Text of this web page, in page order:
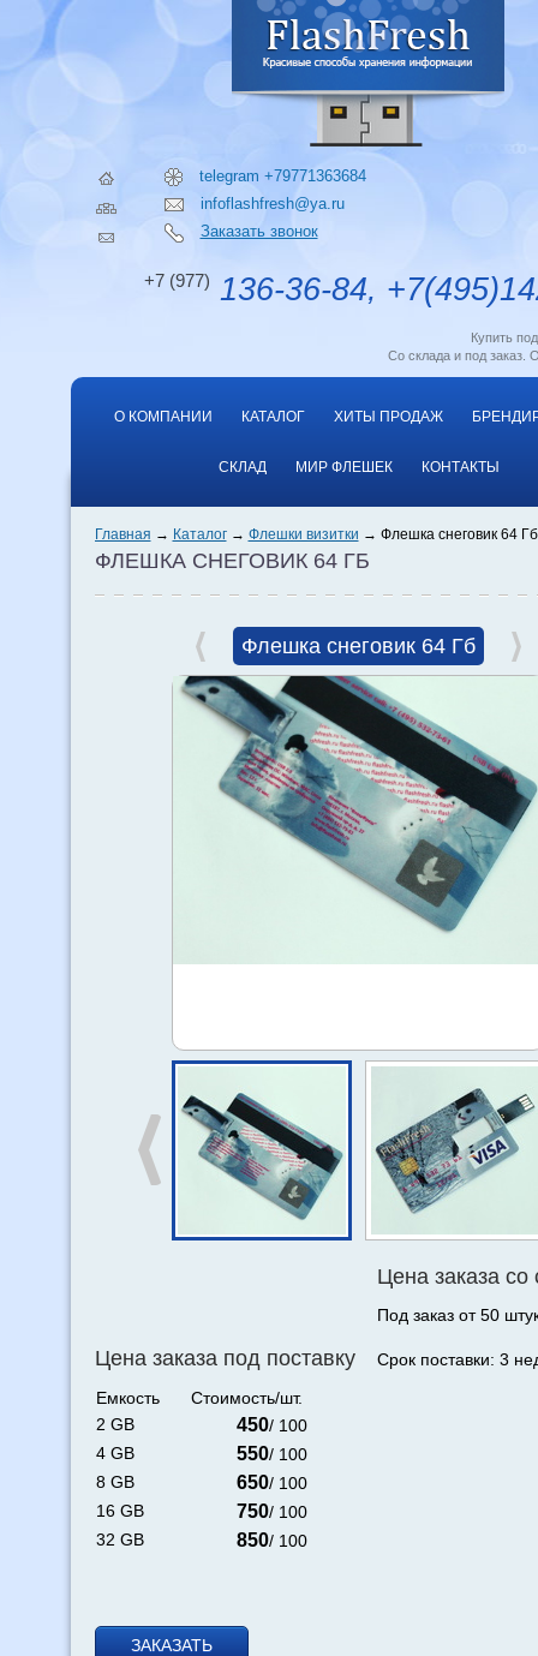
telegram +79771363684
infoflashfresh@ya.ru
Заказать звонок
+7 (977) 136-36-84,
Купить
Со склада и под заказ.
О КОМПАНИИ КАТАЛОГ ХИТЫ ПРОДАЖ
СКЛАД МИР ФЛЕШЕК КОНТАКТЫ
Главная Каталог Флешки визитки Флешка снеговик 64 Гб
ФЛЕШКА СНЕГОВИК 64 ГБ
Флешка снеговик 64 Гб
Цена заказа под поставку
Емкость
Стоимость/шт.
2 GB
450/ 100
4 GB
550/ 100
8 GB
650/ 100
16 GB
750/ 100
32 GB
850/ 100
Цена заказа со
Под заказ от 50
Срок поставки: 3
ЗАКАЗАТЬ